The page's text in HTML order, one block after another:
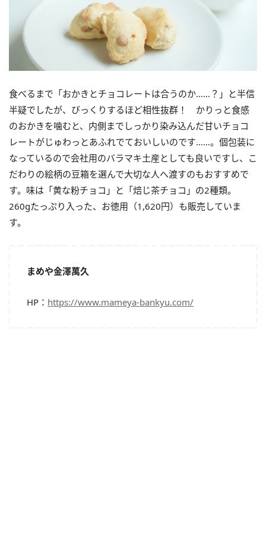
食べるまで「おかきとチョコレートは合うのか……？」と半信
半疑でしたが、びっくりするほど相性抜群！ かりっと食感
のおかきを噛むと、内側までしっかり染み込んだ甘いチョコ
レートがじゅわっとあふれでておいしいのです……。個包装に
なっているので会社用のバラマキ土産としても良いですし、こ
だわりの絵柄の豆箱を選んで大切な人へ渡すのもおすすめで
す。味は「黄な粉チョコ」と「焙じ茶チョコ」の2種類。
260gたっぷり入った、お徳用（1,620円）も販売していま
す。
まめや金澤萬久
HP： https://www.mameya-bankyu.com/